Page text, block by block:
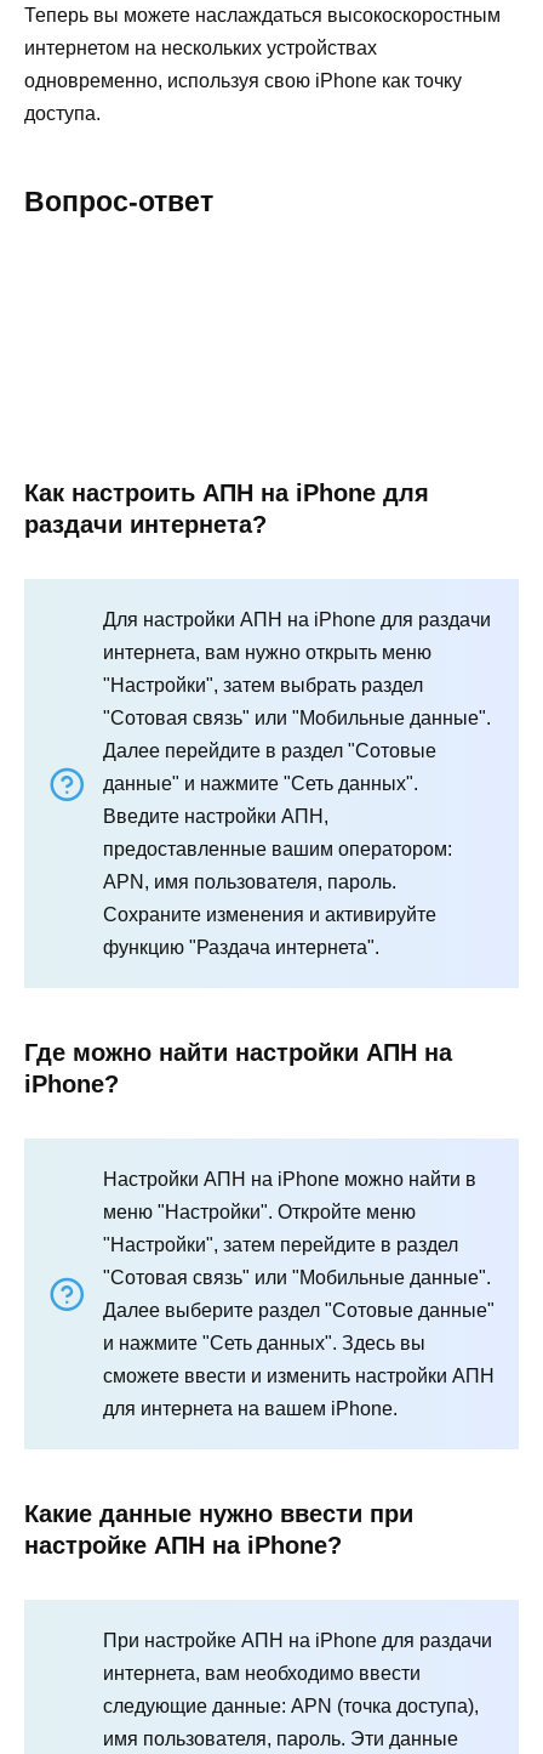
Теперь вы можете наслаждаться высокоскоростным
интернетом на нескольких устройствах
одновременно, используя свою iPhone как точку
доступа.
Вопрос-ответ
Как настроить АПН на iPhone для
раздачи интернета?
Для настройки АПН на iPhone для раздачи
интернета, вам нужно открыть меню
"Настройки", затем выбрать раздел
"Сотовая связь" или "Мобильные данные".
Далее перейдите в раздел "Сотовые
данные" и нажмите "Сеть данных".
Введите настройки АПН,
предоставленные вашим оператором:
APN, имя пользователя, пароль.
Сохраните изменения и активируйте
функцию "Раздача интернета".
Где можно найти настройки АПН на
iPhone?
Настройки АПН на iPhone можно найти в
меню "Настройки". Откройте меню
"Настройки", затем перейдите в раздел
"Сотовая связь" или "Мобильные данные".
Далее выберите раздел "Сотовые данные"
и нажмите "Сеть данных". Здесь вы
сможете ввести и изменить настройки АПН
для интернета на вашем iPhone.
Какие данные нужно ввести при
настройке АПН на iPhone?
При настройке АПН на iPhone для раздачи
интернета, вам необходимо ввести
следующие данные: APN (точка доступа),
имя пользователя, пароль. Эти данные